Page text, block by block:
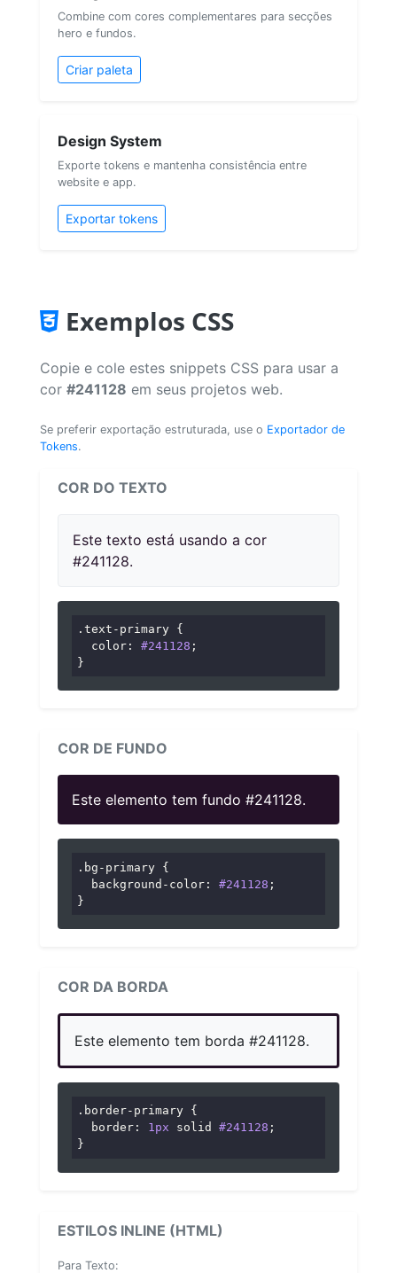
Combine com cores complementares para secções
hero e fundos.
Criar paleta
Design System
Exporte tokens e mantenha consistência entre
website e app.
Exportar tokens
Exemplos CSS
Copie e cole estes snippets CSS para usar a
cor #241128 em seus projetos web.
Se preferir exportação estruturada, use o Exportador de
Tokens.
COR DO TEXTO
Este texto está usando a cor
#241128.
.text-primary {
color : #241128 ;
}
COR DE FUNDO
Este elemento tem fundo #241128.
.bg-primary {
background-color : #241128 ;
}
COR DA BORDA
Este elemento tem borda #241128.
.border-primary {
border : 1px solid #241128 ;
}
ESTILOS INLINE (HTML)
Para Texto: